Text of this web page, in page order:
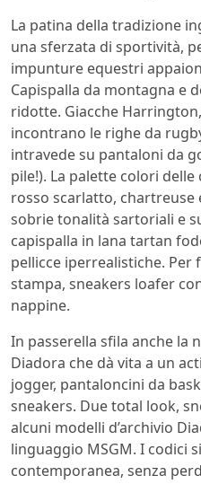
La patina della tradizione
una sferzata di sportività,
impunture equestri
Capispalla da montagna e
ridotte. Giacche
incontrano le righe da
intravede su pantaloni da
pile!). La palette colori
rosso scarlatto, chartreuse
sobrie tonalità sartoriali e
capispalla in lana tartan
pellicce iperrealistiche.
stampa, sneakers loafer
nappine.
In passerella sfila anche la
Diadora che dà vita a un
jogger, pantaloncini da
sneakers. Due total look,
alcuni modelli d’archivio
linguaggio MSGM. I codici
contemporanea, senza